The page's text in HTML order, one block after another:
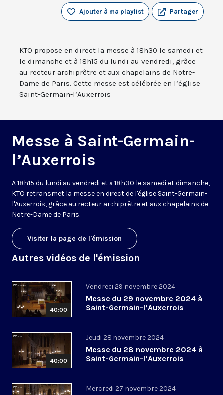
Partager
Ajouter à ma playlist
KTO propose en direct la messe à 18h30 le samedi et
le dimanche et à 18h15 du lundi au vendredi, grâce
au recteur archiprêtre et aux chapelains de Notre-
Dame de Paris. Cette messe est célébrée en l’église
Saint-Germain-l’Auxerrois.
Messe à Saint-Germain-
l’Auxerrois
A 18h15 du lundi au vendredi et à 18h30 le samedi et dimanche,
KTO retransmet la messe en direct de l'église Saint-Germain-
l'Auxerrois, grâce au recteur archiprêtre et aux chapelains de
Notre-Dame de Paris.
Visiter la page de l'émission
Autres vidéos de l'émission
40:00
Vendredi 29 novembre 2024
Messe du 29 novembre 2024 à
Saint-Germain-l’Auxerrois
40:00
Jeudi 28 novembre 2024
Messe du 28 novembre 2024 à
Saint-Germain-l’Auxerrois
Mercredi 27 novembre 2024